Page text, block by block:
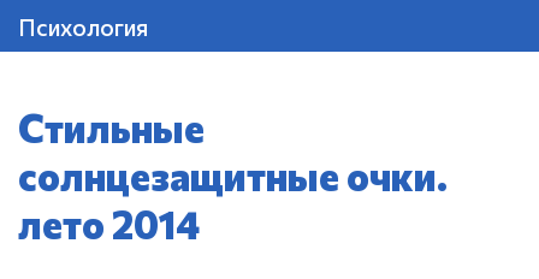
Психология
Стильные
солнцезащитные очки.
лето 2014